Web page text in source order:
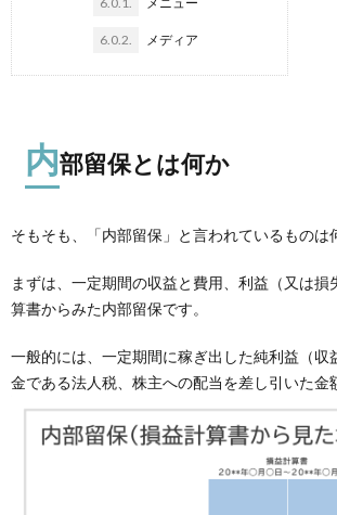
6.0.2. メディア
内部留保とは何か
そもそも、「内部留保」と言われているものは
まずは、一定期間の収益と費用、利益（又は損
算書からみた内部留保です。
一般的には、一定期間に稼ぎ出した純利益（収
金である法人税、株主への配当を差し引いた金